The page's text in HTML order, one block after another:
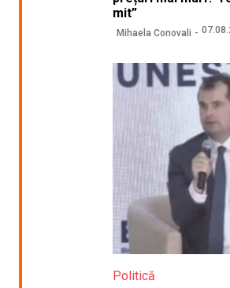
mit”
Mihaela Conovali
Politică